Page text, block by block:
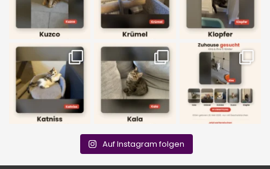
Auf Instagram folgen